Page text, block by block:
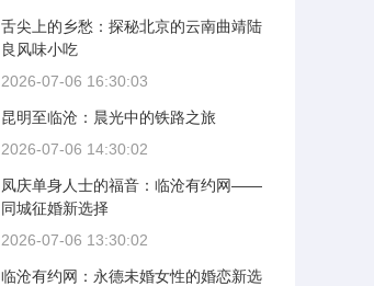
舌尖上的乡愁：探秘北京的云南曲靖陆
良风味小吃
2026-07-06 16:30:03
昆明至临沧：晨光中的铁路之旅
2026-07-06 14:30:02
凤庆单身人士的福音：临沧有约网——
同城征婚新选择
2026-07-06 13:30:02
临沧有约网：永德未婚女性的婚恋新选